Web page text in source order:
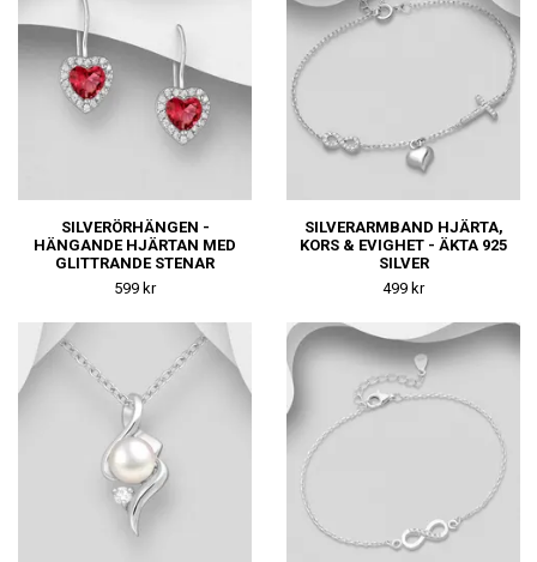
SILVERÖRHÄNGEN -
HÄNGANDE HJÄRTAN MED
GLITTRANDE STENAR
599 kr
SILVERARMBAND HJÄRTA,
KORS & EVIGHET - ÄKTA 925
SILVER
499 kr